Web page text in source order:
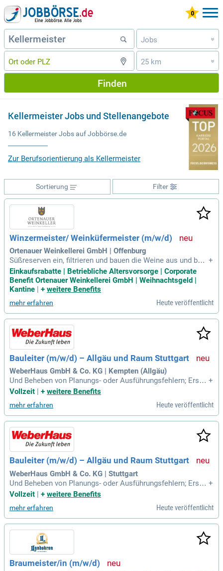
Jobs »
25 km »
Finden
Kellermeister Jobs und Stellenangebote
16 Kellermeister Jobs auf Jobbörse.de
Zur Berufsorientierung als Kellermeister
Filter
Sortierung
Winzermeister/ Weinküfermeister (m/w/d)
Ortenauer Weinkellerei GmbH | Offenburg
Süßreserven ein, filtrieren und bauen die Weine aus und bere
iten die Abfüllung nach Vorgabe vor); Sie kümmern sich um
die Rebbegehung, Selektionsanlagen und Traubenanahme; S
ie arbeiten im Bereich der Abfüllung mit; Sie entlasten und v
+
Einkaufsrabatte | Betriebliche Altersvorsorge | Corporate
Benefit Ortenauer Weinkellerei GmbH | Weihnachtsgeld |
Kantine | + weitere Benefits
mehr erfahren Heute veröffentlicht
Bauleiter (m/w/d) – Allgäu und Raum Stuttgart
WeberHaus GmbH & Co. KG | Kempten (Allgäu)
Und Beheben von Planungs- oder Ausführungsfehlern; Erstel
lung von Protokollen, Berichten und Nachtragsangeboten; V
vorschriften; Abnahme und Dokumentation von Bauleistung
en, wie Bodenplatten, Kellerdecken
+
Vollzeit
+ weitere Benefits
mehr erfahren Heute veröffentlicht
Bauleiter (m/w/d) – Allgäu und Raum Stuttgart
WeberHaus GmbH & Co. KG | Stuttgart
Und Beheben von Planungs- oder Ausführungsfehlern; Erstel
lung von Protokollen, Berichten und Nachtragsangeboten; V
vorschriften; Abnahme und Dokumentation von Bauleistung
en, wie Bodenplatten, Kellerdecken
+
Vollzeit | + weitere Benefits
mehr erfahren Heute veröffentlicht
Braumeister/in (m/w/d)